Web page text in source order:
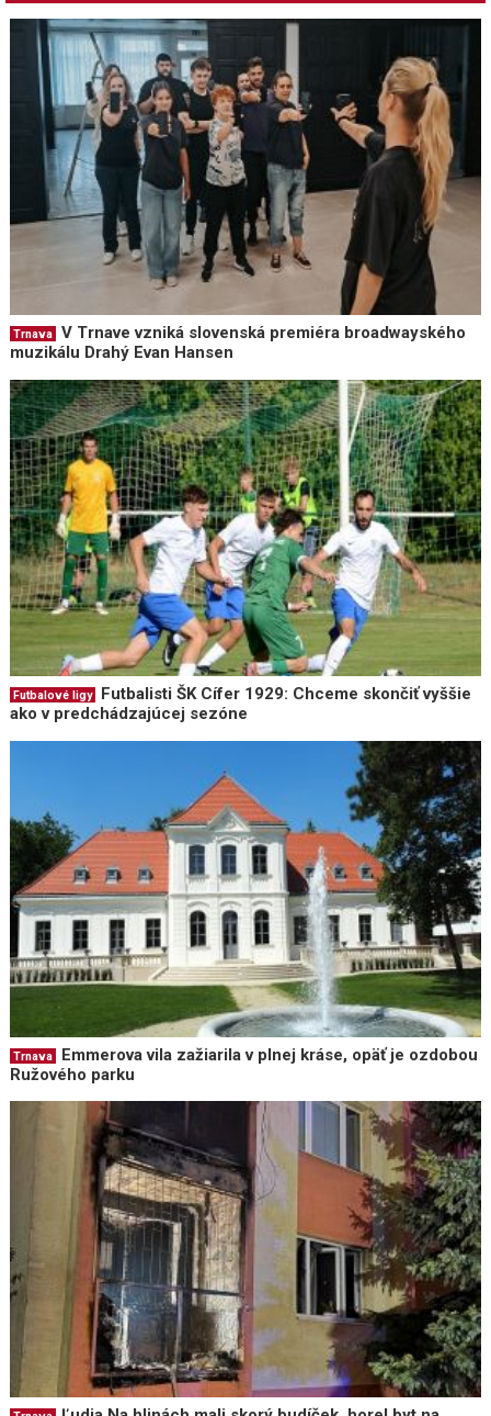
Trnava
V Trnave vzniká slovenská premiéra broadwayského
muzikálu Drahý Evan Hansen
Futbalové ligy
Futbalisti ŠK Cífer 1929: Chceme skončiť vyššie
ako v predchádzajúcej sezóne
Trnava
Emmerova vila zažiarila v plnej kráse, opäť je ozdobou
Ružového parku